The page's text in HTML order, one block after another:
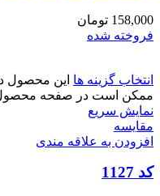
158,000 تومان
فروخته شده
انتخاب گزینه ها این محصول
ممکن است در صفحه محصول
نمایش سریع
مقايسه
افزودن به علاقه مندی
کد 1127